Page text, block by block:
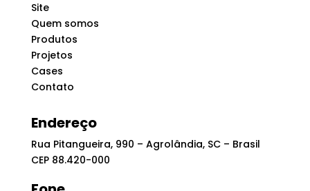
Site
Quem somos
Produtos
Projetos
Cases
Contato
Endereço
Rua Pitangueira, 990 – Agrolândia, SC – Brasil
CEP 88.420-000